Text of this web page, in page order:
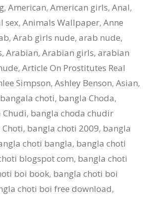
, American, American girls, Anal,
sex, Animals Wallpaper, Anne
, Arab girls nude, arab nude,
, Arabian, Arabian girls, arabian
, Article On Prostitutes Real
Simpson, Ashley Benson, Asian,
bangala choti, bangla Choda,
Chudi, bangla choda chudir
, bangla choti 2009, bangla
choti bangla, bangla choti
blogspot com, bangla choti
boi book, bangla choti boi
choti boi free download,